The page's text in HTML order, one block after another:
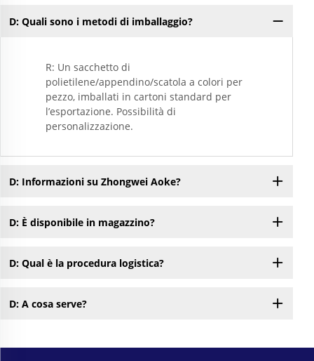
D: Quali sono i metodi di imballaggio?
R: Un sacchetto di
polietilene/appendino/scatola a colori per
pezzo, imballati in cartoni standard per
l’esportazione. Possibilità di
personalizzazione.
D: Informazioni su Zhongwei Aoke?
D: È disponibile in magazzino?
D: Qual è la procedura logistica?
D: A cosa serve?